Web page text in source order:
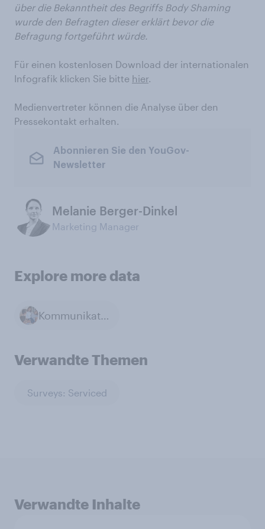
über die Bekanntheit des Begriffs Body Shaming
wurde den Befragten dieser erklärt bevor die
Befragung fortgeführt würde.
Für einen kostenlosen Download der internationalen
Infografik klicken Sie bitte hier.
Medienvertreter können die Analyse über den
Pressekontakt erhalten.
Abonnieren Sie den YouGov-
Newsletter
Melanie Berger-Dinkel
Marketing Manager
Explore more data
Kommunikation mit Freunden und Familie
Verwandte Themen
Surveys: Serviced
Verwandte Inhalte